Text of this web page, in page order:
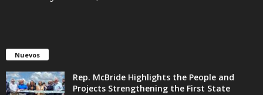
Nuevos
Rep. McBride Highlights the People and
Projects Strengthening the First State